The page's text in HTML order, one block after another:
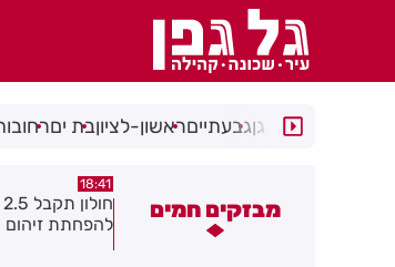
רמת גןגבעתייםראשון-לציוןבת ים
מבזקים חמים
חולון תקבל 2.5 מיליון שקלים
להפחתת זיהום האוויר מתחבורה
18:30
נעצר תושב
שאיים על